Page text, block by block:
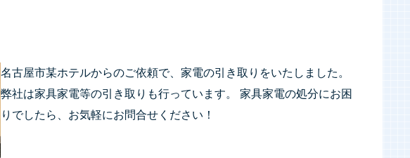
名古屋市某ホテルからのご依頼で、家電の引き取りをいたしました。
弊社は家具家電等の引き取りも行っています。 家具家電の処分にお困
りでしたら、お気軽にお問合せください！